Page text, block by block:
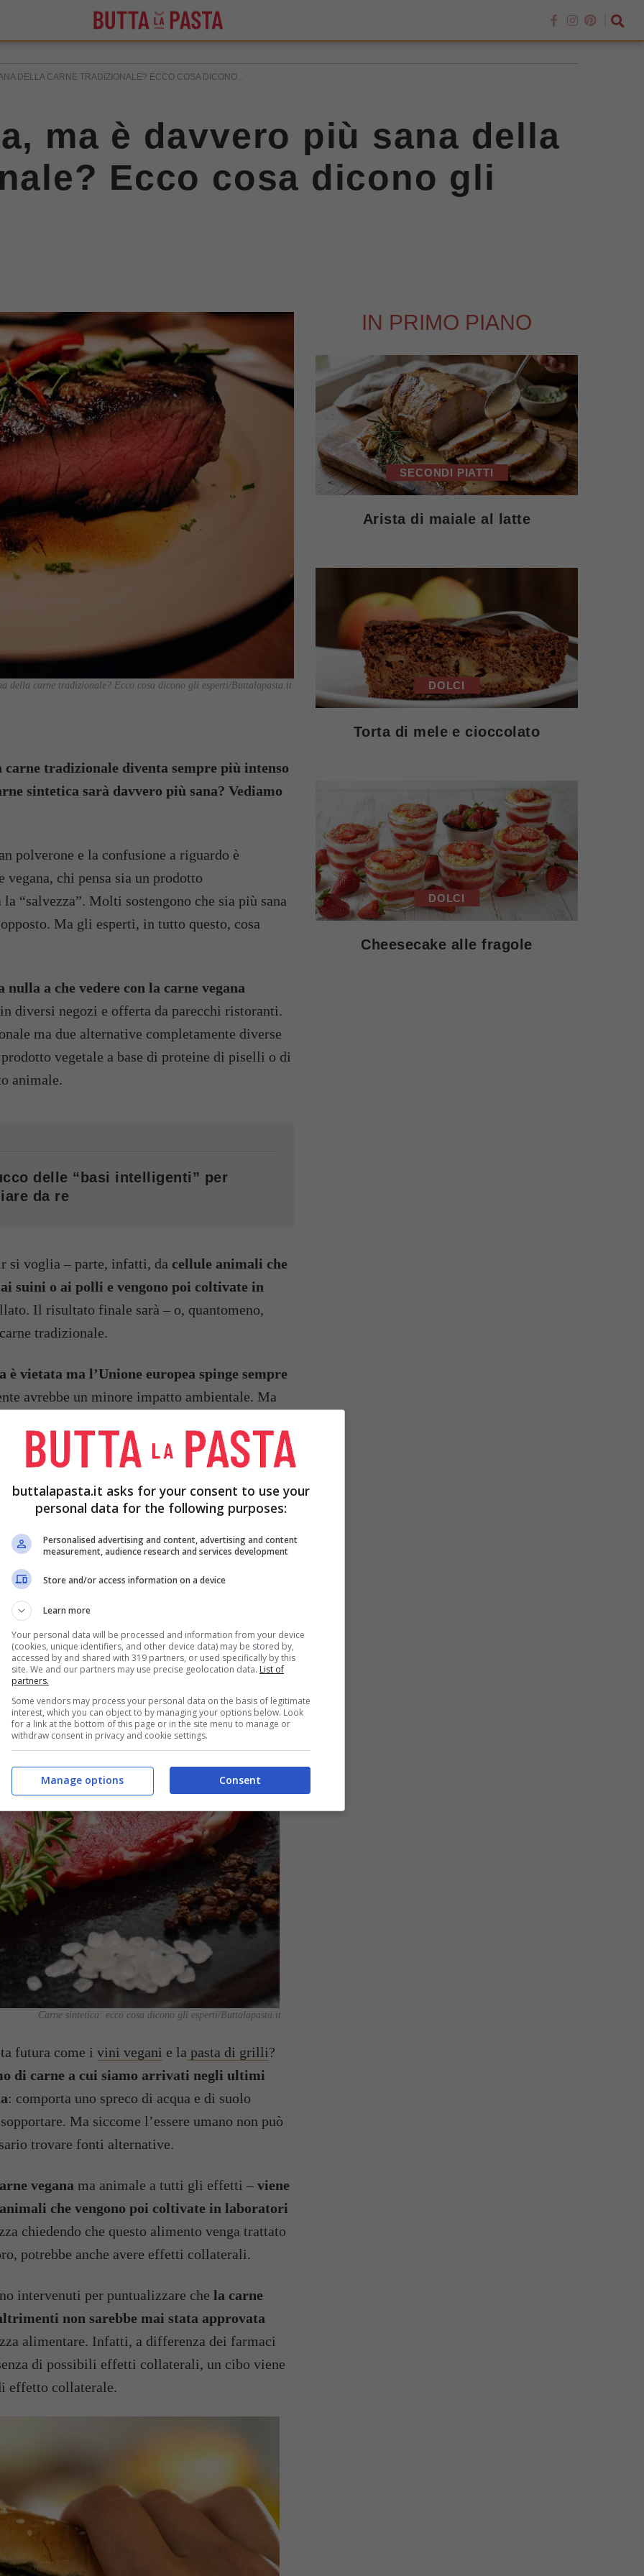
DELLA CARNE TRADIZIONALE? ECCO COSA DICONO...
ma è davvero più sana della
Ecco cosa dicono gli
della carne tradizionale? Ecco cosa dicono gli esperti/Buttalapasta.it
tradizionale diventa sempre più intenso
sintetica sarà davvero più sana? Vediamo
polverone e la confusione a riguardo è
chi pensa sia un prodotto
“salvezza”. Molti sostengono che sia più sana
Ma gli esperti, in tutto questo, cosa
a che vedere con la carne vegana
diversi negozi e offerta da parecchi ristoranti.
ma due alternative completamente diverse
vegetale a base di proteine di piselli o di
animale.
delle “basi intelligenti” per
da re
si voglia – parte, infatti, da cellule animali che
suini o ai polli e vengono poi coltivate in
Il risultato finale sarà – o, quantomeno,
tradizionale.
vietata ma l’Unione europea spinge sempre
avrebbe un minore impatto ambientale. Ma
o, al contrario, potrebbero esserci dei rischi?
sono intervenuti sulla questione.
COSA DICONO GLI
Coldiretti hanno protestato contro la carne
molti gruppi ambientalisti, rappresenta una
più sostenibile per l’ambiente e anche per la
per fare chiarezza.
Carne sintetica: ecco cosa dicono gli esperti/Buttalapasta.it
futura come i vini vegani e la pasta di grilli?
di carne a cui siamo arrivati negli ultimi
: comporta uno spreco di acqua e di suolo
Ma siccome l’essere umano non può
trovare fonti alternative.
vegana ma animale a tutti gli effetti – viene
che vengono poi coltivate in laboratori
chiedendo che questo alimento venga trattato
potrebbe anche avere effetti collaterali.
intervenuti per puntualizzare che la carne
non sarebbe mai stata approvata
alimentare. Infatti, a differenza dei farmaci
di possibili effetti collaterali, un cibo viene
effetto collaterale.
IN PRIMO PIANO
SECONDI PIATTI
Arista di maiale al latte
DOLCI
Torta di mele e cioccolato
DOLCI
Cheesecake alle fragole
buttalapasta.it asks for your consent to use your
personal data for the following purposes:
Personalised advertising and content, advertising and content
measurement, audience research and services development
Store and/or access information on a device
Learn more
Your personal data will be processed and information from your device
(cookies, unique identifiers, and other device data) may be stored by,
accessed by and shared with 319 partners, or used specifically by this
site. We and our partners may use precise geolocation data. List of
partners.
Some vendors may process your personal data on the basis of legitimate
interest, which you can object to by managing your options below. Look
for a link at the bottom of this page or in the site menu to manage or
withdraw consent in privacy and cookie settings.
Consent
Manage options